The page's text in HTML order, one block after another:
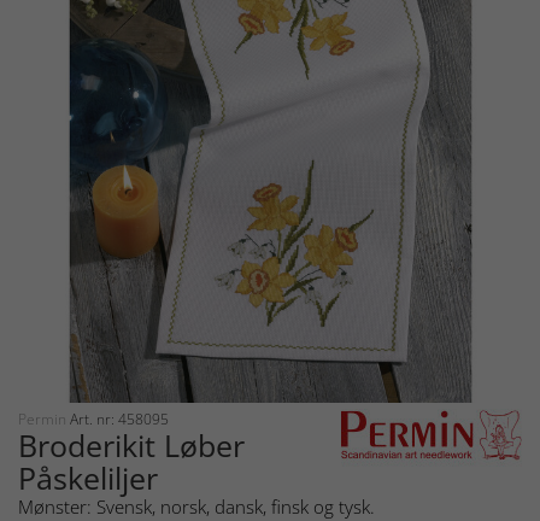
Permin Art. nr: 458095
Broderikit Løber
Påskeliljer
Mønster: Svensk, norsk, dansk, finsk og tysk.